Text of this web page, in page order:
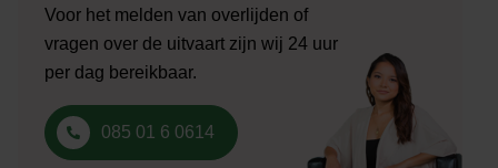
Voor het melden van overlijden of
vragen over de uitvaart zijn wij 24 uur
per dag bereikbaar.
085 01 6 0614